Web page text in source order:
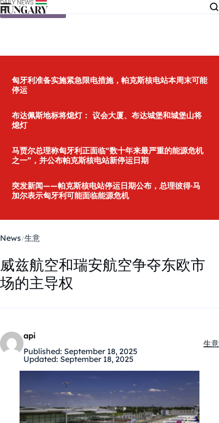
Skip to content
匈牙利准备实施紧急限电措施，帕克斯核电站本周末可能
停运
布达佩斯地标将熄灯： 议会大厦、布达城堡和城堡山将
熄灯
马贾尔总理称匈牙利正面临“数十年来最严重的能源危机
之一”，并公布帕克斯核电站新停运日期
突发新闻——帕克斯核电站停运日期公布，总理彼得·马
加尔表示匈牙利可能面临能源危机
News 生意
威兹航空和瑞安航空争夺东欧市
场的主导权
api
Published: September 18, 2025
Updated: September 18, 2025
生意